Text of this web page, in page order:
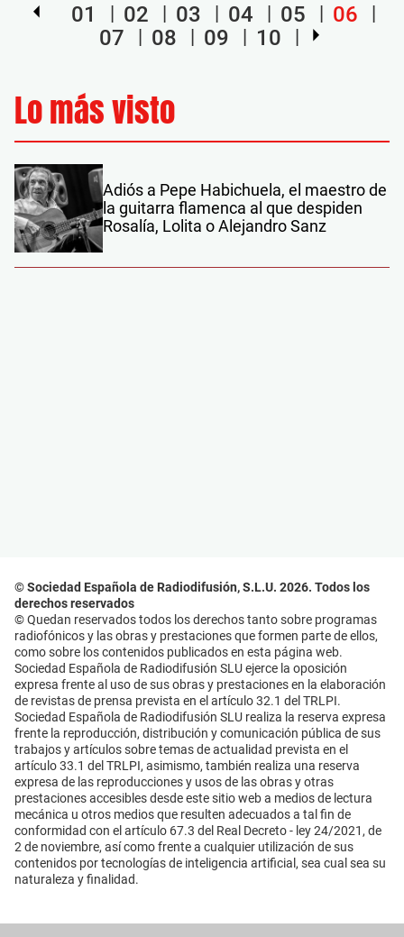
01 02 03 04 05
06
07
08 09 10
Lo más visto
Adiós a Pepe Habichuela, el maestro de
la guitarra flamenca al que despiden
Rosalía, Lolita o Alejandro Sanz
© Sociedad Española de Radiodifusión, S.L.U. 2026. Todos los
derechos reservados
© Quedan reservados todos los derechos tanto sobre programas
radiofónicos y las obras y prestaciones que formen parte de ellos,
como sobre los contenidos publicados en esta página web.
Sociedad Española de Radiodifusión SLU ejerce la oposición
expresa frente al uso de sus obras y prestaciones en la elaboración
de revistas de prensa prevista en el artículo 32.1 del TRLPI.
Sociedad Española de Radiodifusión SLU realiza la reserva expresa
frente la reproducción, distribución y comunicación pública de sus
trabajos y artículos sobre temas de actualidad prevista en el
artículo 33.1 del TRLPI, asimismo, también realiza una reserva
expresa de las reproducciones y usos de las obras y otras
prestaciones accesibles desde este sitio web a medios de lectura
mecánica u otros medios que resulten adecuados a tal fin de
conformidad con el artículo 67.3 del Real Decreto - ley 24/2021, de
2 de noviembre, así como frente a cualquier utilización de sus
contenidos por tecnologías de inteligencia artificial, sea cual sea su
naturaleza y finalidad.